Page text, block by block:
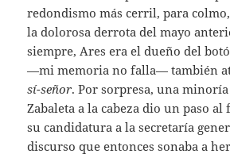
redondismo más cerril, para
la dolorosa derrota del mayo
siempre, Ares era el dueño del
—mi memoria no falla— también
sí-señor. Por sorpresa, una
Zabaleta a la cabeza dio un paso
su candidatura a la secretaría
discurso que entonces sonaba a